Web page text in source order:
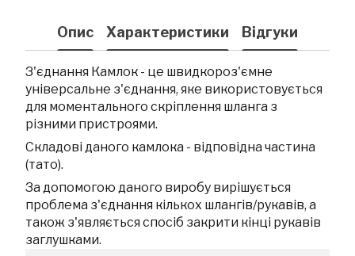
Опис Характеристики Відгуки
З'єднання Камлок - це швидкороз'ємне
універсальне з'єднання, яке використовується
для моментального скріплення шланга з
різними пристроями.
Складові даного камлока - відповідна частина
(тато).
За допомогою даного виробу вирішується
проблема з'єднання кількох шлангів/рукавів, а
також з'являється спосіб закрити кінці рукавів
заглушками.